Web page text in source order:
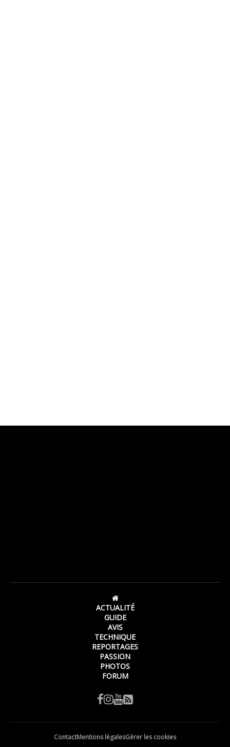
ACTUALITÉ
GUIDE
AVIS
TECHNIQUE
REPORTAGES
PASSION
PHOTOS
FORUM
ContactMentions légalesGérer les cookies